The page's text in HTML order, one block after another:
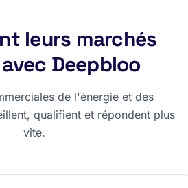
leurs marchés
Deepbloo
de l'énergie et des
qualifient et répondent plus
vite.